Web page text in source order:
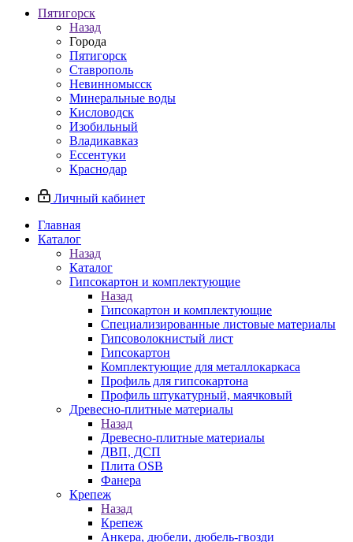
Пятигорск
Назад
Города
Пятигорск
Ставрополь
Невинномысск
Минеральные воды
Кисловодск
Изобильный
Владикавказ
Ессентуки
Краснодар
Личный кабинет
Главная
Каталог
Назад
Каталог
Гипсокартон и комплектующие
Назад
Гипсокартон и комплектующие
Специализированные листовые материалы
Гипсоволокнистый лист
Гипсокартон
Комплектующие для металлокаркаса
Профиль для гипсокартона
Профиль штукатурный, маячковый
Древесно-плитные материалы
Назад
Древесно-плитные материалы
ДВП, ДСП
Плита OSB
Фанера
Крепеж
Назад
Крепеж
Анкера, дюбели, дюбель-гвозди